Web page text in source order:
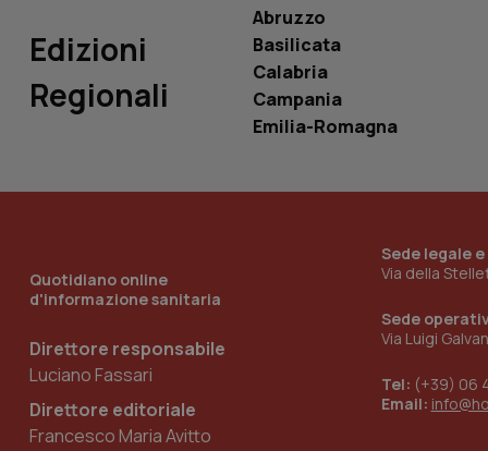
Edizioni
Regionali
Abruzzo
Basilicata
Calabria
Campania
Emilia-Romagna
Quotidiano online
d'informazione sanitaria
Direttore responsabile
Luciano Fassari
Direttore editoriale
Francesco Maria Avitto
Sede legale
Via della
Sede
Via Luigi
Tel: (+39) 06
Email:
Nome
__Secure-YNID
YSC